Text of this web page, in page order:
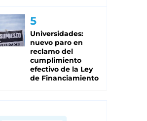
Universidades:
nuevo paro en
reclamo del
cumplimiento
efectivo de la Ley
de Financiamiento